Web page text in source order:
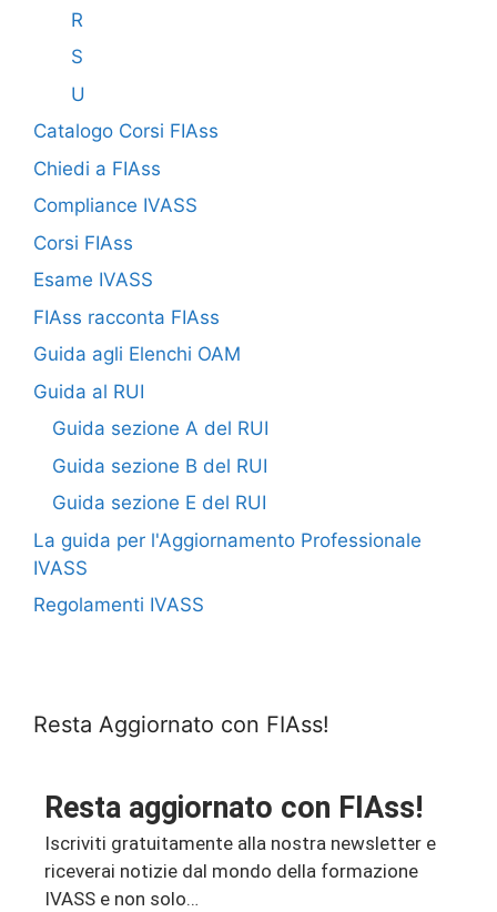
R
S
U
Catalogo Corsi FIAss
Chiedi a FIAss
Compliance IVASS
Corsi FIAss
Esame IVASS
FIAss racconta FIAss
Guida agli Elenchi OAM
Guida al RUI
Guida sezione A del RUI
Guida sezione B del RUI
Guida sezione E del RUI
La guida per l'Aggiornamento Professionale
IVASS
Regolamenti IVASS
Resta Aggiornato con FIAss!
Resta aggiornato con FIAss!
Iscriviti gratuitamente alla nostra newsletter e
riceverai notizie dal mondo della formazione
IVASS e non solo…